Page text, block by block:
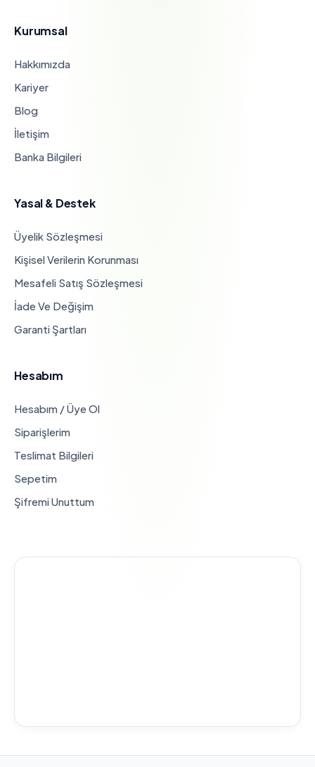
Kurumsal
Hakkımızda
Kariyer
Blog
İletişim
Banka Bilgileri
Yasal & Destek
Üyelik Sözleşmesi
Kişisel Verilerin Korunması
Mesafeli Satış Sözleşmesi
İade Ve Değişim
Garanti Şartları
Hesabım
Hesabım / Üye Ol
Siparişlerim
Teslimat Bilgileri
Sepetim
Şifremi Unuttum